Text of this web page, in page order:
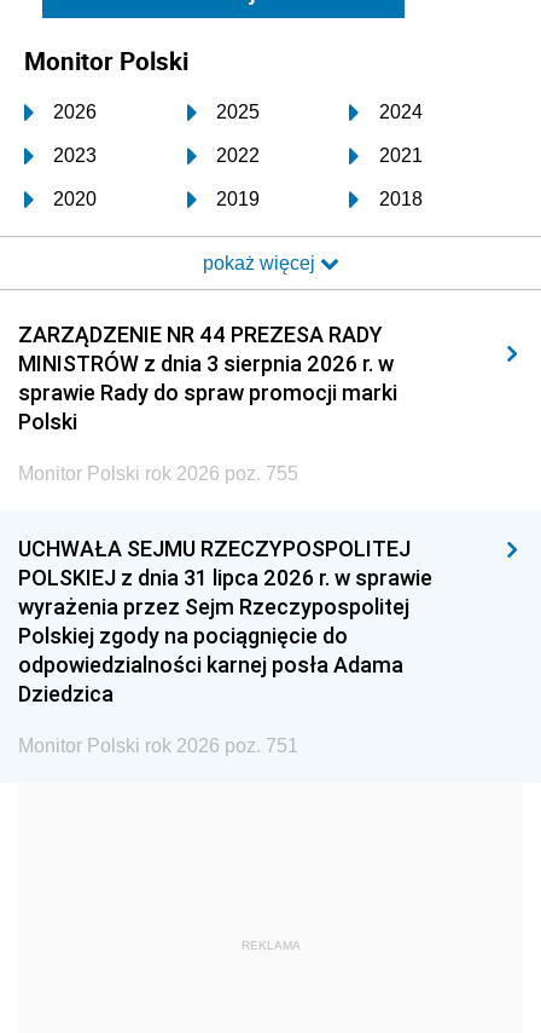
Monitor Polski
2026 2025 2024
2023 2022 2021
2020 2019 2018
2017 2016 2015
2014 2013 2012
2011 2010 2009
2008 2007 2006
2005
1996 1995 1994
1993 1992 1991
1990 1989
1987 1986 1985
1968
pokaż więcej
ZARZĄDZENIE NR 44 PREZESA RADY
MINISTRÓW z dnia 3 sierpnia 2026 r. w
sprawie Rady do spraw promocji marki
Polski
Monitor Polski rok 2026 poz. 755
UCHWAŁA SEJMU RZECZYPOSPOLITEJ
POLSKIEJ z dnia 31 lipca 2026 r. w sprawie
wyrażenia przez Sejm Rzeczypospolitej
Polskiej zgody na pociągnięcie do
odpowiedzialności karnej posła Adama
Dziedzica
Monitor Polski rok 2026 poz. 751
REKLAMA